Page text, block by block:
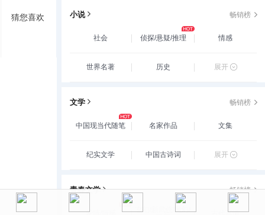
猜您喜欢 小说 畅销榜
社会 侦探/悬疑/推理 情感
世界名著 历史 展开
文学 畅销榜
中国现当代随笔 名家作品 文集
纪实文学 中国古诗词 展开
青春文学 畅销榜
玄幻/新武侠/魔幻/